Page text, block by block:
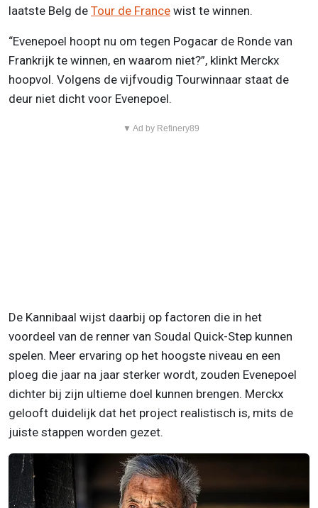
laatste Belg de Tour de France wist te winnen.
“Evenepoel hoopt nu om tegen Pogacar de Ronde van
Frankrijk te winnen, en waarom niet?”, klinkt Merckx
hoopvol. Volgens de vijfvoudig Tourwinnaar staat de
deur niet dicht voor Evenepoel.
▼ Ad by Refinery89
De Kannibaal wijst daarbij op factoren die in het
voordeel van de renner van Soudal Quick-Step kunnen
spelen. Meer ervaring op het hoogste niveau en een
ploeg die jaar na jaar sterker wordt, zouden Evenepoel
dichter bij zijn ultieme doel kunnen brengen. Merckx
gelooft duidelijk dat het project realistisch is, mits de
juiste stappen worden gezet.